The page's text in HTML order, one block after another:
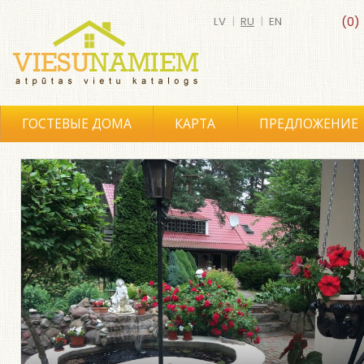
(0)
LV | RU | EN
ГОСТЕВЫЕ ДОМА КАРТА ПРЕДЛОЖЕНИЕ